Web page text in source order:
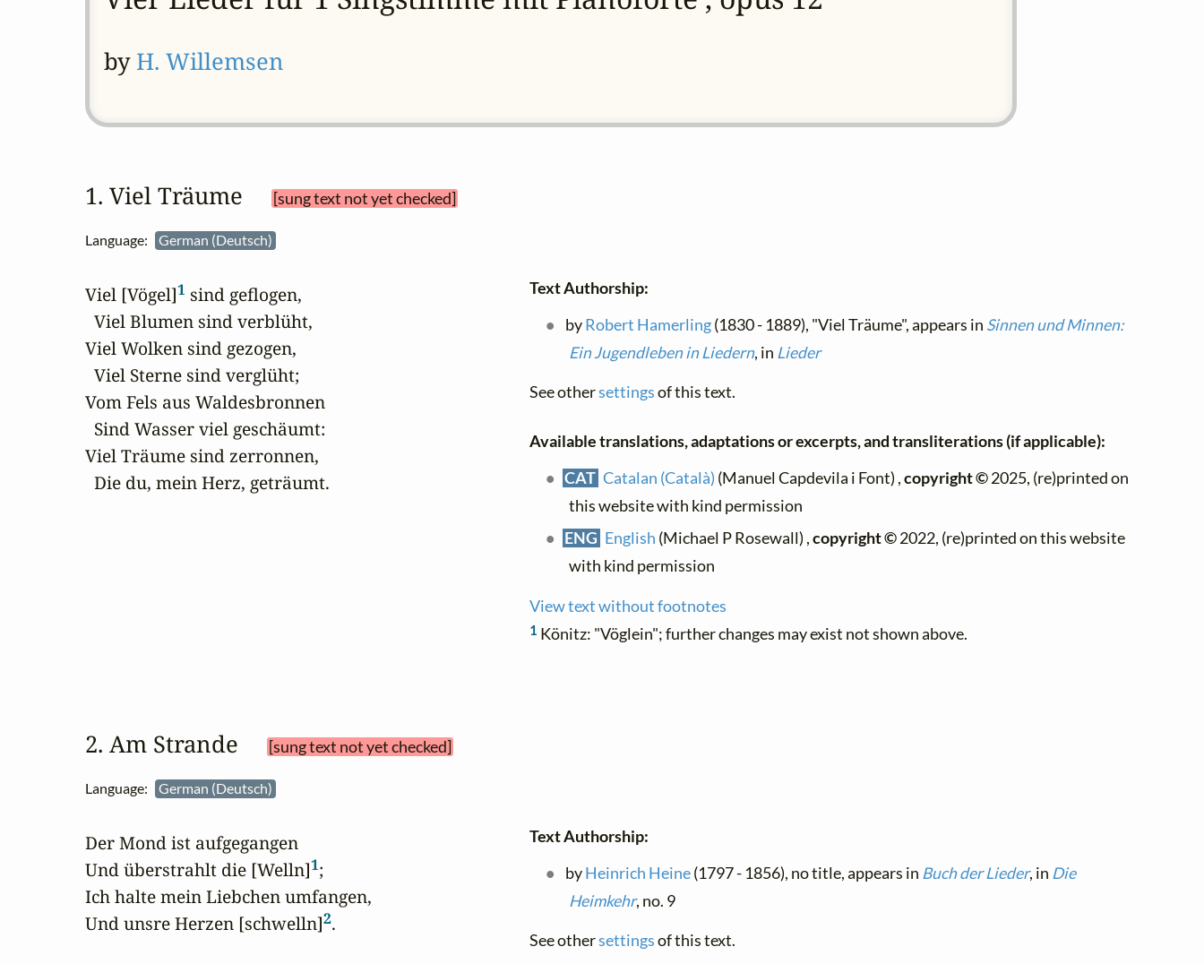
by H. Willemsen
1. Viel Träume [sung text not yet checked]
Language: German (Deutsch)
Viel [Vögel]1 sind geflogen,
  Viel Blumen sind verblüht,
Viel Wolken sind gezogen,
  Viel Sterne sind verglüht;
Vom Fels aus Waldesbronnen
  Sind Wasser viel geschäumt:
Viel Träume sind zerronnen,
  Die du, mein Herz, geträumt.
Text Authorship:
byRobert Hamerling(1830 - 1889), "Viel Träume", appears in Sinnen und Minnen:
Ein Jugendleben in Liedern, in Lieder
See othersettingsof this text.
Available translations, adaptations or excerpts, and transliterations (if applicable):
CAT Catalan (Català) (Manuel Capdevila i Font) ,copyright ©2025, (re)printed on
this website with kind permission
ENG English (Michael P Rosewall) ,copyright ©2022, (re)printed on this website
with kind permission
View text without footnotes
1 Könitz: "Vöglein"; further changes may exist not shown above.
2. Am Strande [sung text not yet checked]
Language: German (Deutsch)
Der Mond ist aufgegangen
Und überstrahlt die [Welln]1;
Ich halte mein Liebchen umfangen,
Und unsre Herzen [schwelln]2.
Text Authorship:
byHeinrich Heine(1797 - 1856), no title, appears in Buch der Lieder, in Die
Heimkehr, no. 9
See othersettingsof this text.